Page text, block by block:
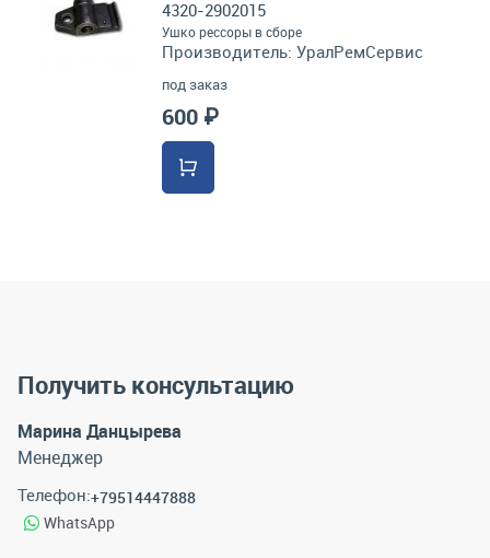
4320-2902015
Ушко рессоры в сборе
Производитель: УралРемСервис
под заказ
600 ₽
Получить консультацию
Марина Данцырева
Менеджер
Телефон:+79514447888
WhatsApp